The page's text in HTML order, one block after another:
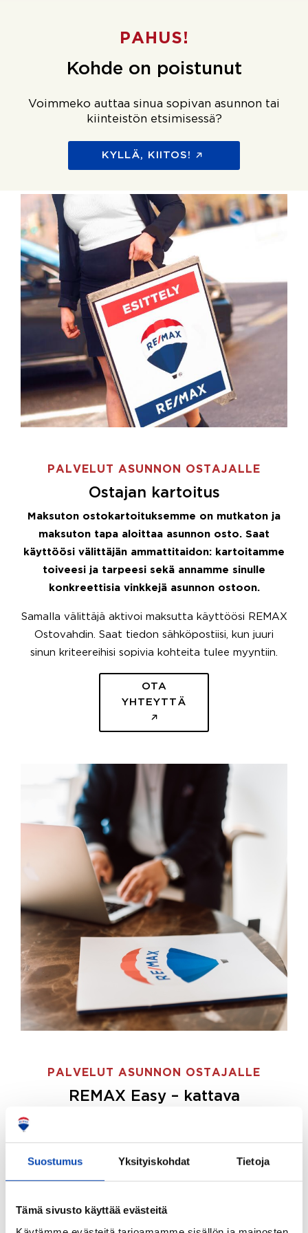
Suostumus Yksityiskohdat Tietoja
Tämä sivusto käyttää evästeitä
PAHUS!
Kohde on poistunut
Voimmeko auttaa sinua sopivan asunnon tai
kiinteistön etsimisessä?
KYLLÄ, KIITOS!
PALVELUT ASUNNON OSTAJALLE
Ostajan kartoitus
Maksuton ostokartoituksemme on mutkaton ja
maksuton tapa aloittaa asunnon osto. Saat
käyttöösi välittäjän ammattitaidon: kartoitamme
toiveesi ja tarpeesi sekä annamme sinulle
konkreettisia vinkkejä asunnon ostoon.
Samalla välittäjä aktivoi maksutta käyttöösi REMAX
Ostovahdin. Saat tiedon sähköpostiisi, kun juuri
sinun kriteereihisi sopivia kohteita tulee myyntiin.
OTA
YHTEYTTÄ
PALVELUT ASUNNON OSTAJALLE
REMAX Easy – kattava
ostajille.
Tee ostotoimeksianto ja etsimme juuri